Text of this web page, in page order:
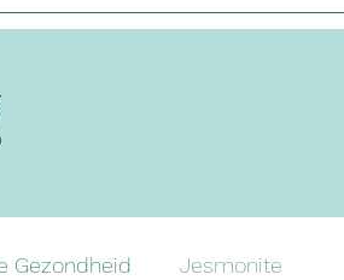
Gezondheid Jesmonite